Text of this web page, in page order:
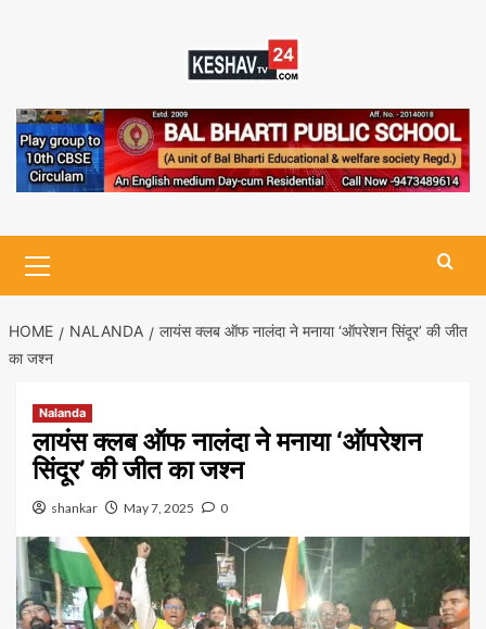
Menu
HOME NALANDA
लायंस क्लब ऑफ नालंदा ने मनाया ‘ऑपरेशन सिंदूर’ की जीत
का जश्न
Nalanda
लायंस क्लब ऑफ नालंदा ने मनाया ‘ऑपरेशन
सिंदूर’ की जीत का जश्न
shankar May 7, 2025 0